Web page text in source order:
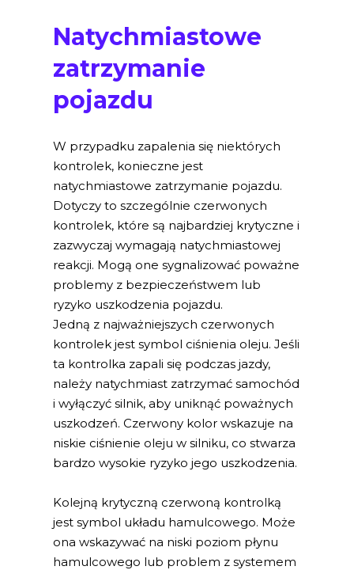
Natychmiastowe
zatrzymanie
pojazdu
W przypadku zapalenia się niektórych
kontrolek, konieczne jest
natychmiastowe zatrzymanie pojazdu.
Dotyczy to szczególnie czerwonych
kontrolek, które są najbardziej krytyczne i
zazwyczaj wymagają natychmiastowej
reakcji. Mogą one sygnalizować poważne
problemy z bezpieczeństwem lub
ryzyko uszkodzenia pojazdu.
Jedną z najważniejszych czerwonych
kontrolek jest symbol ciśnienia oleju. Jeśli
ta kontrolka zapali się podczas jazdy,
należy natychmiast zatrzymać samochód
i wyłączyć silnik, aby uniknąć poważnych
uszkodzeń. Czerwony kolor wskazuje na
niskie ciśnienie oleju w silniku, co stwarza
bardzo wysokie ryzyko jego uszkodzenia.
Kolejną krytyczną czerwoną kontrolką
jest symbol układu hamulcowego. Może
ona wskazywać na niski poziom płynu
hamulcowego lub problem z systemem